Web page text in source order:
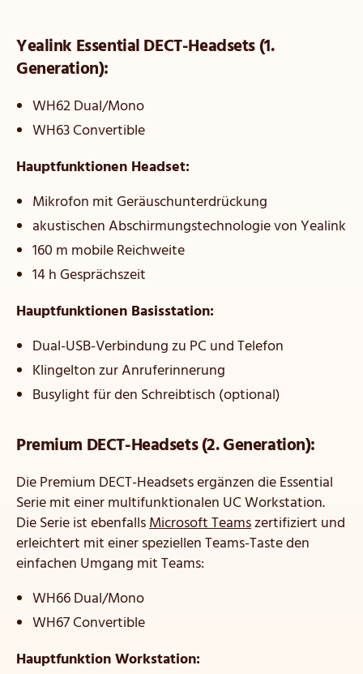
Yealink Essential DECT-Headsets (1.
Generation):
WH62 Dual/Mono
WH63 Convertible
Hauptfunktionen Headset:
Mikrofon mit Geräuschunterdrückung
akustischen Abschirmungstechnologie von Yealink
160 m mobile Reichweite
14 h Gesprächszeit
Hauptfunktionen Basisstation:
Dual-USB-Verbindung zu PC und Telefon
Klingelton zur Anruferinnerung
Busylight für den Schreibtisch (optional)
Premium DECT-Headsets (2. Generation):
Die Premium DECT-Headsets ergänzen die Essential
Serie mit einer multifunktionalen UC Workstation.
Die Serie ist ebenfallsMicrosoft Teamszertifiziert und
erleichtert mit einer speziellen Teams-Taste den
einfachen Umgang mit Teams:
WH66 Dual/Mono
WH67 Convertible
Hauptfunktion Workstation: